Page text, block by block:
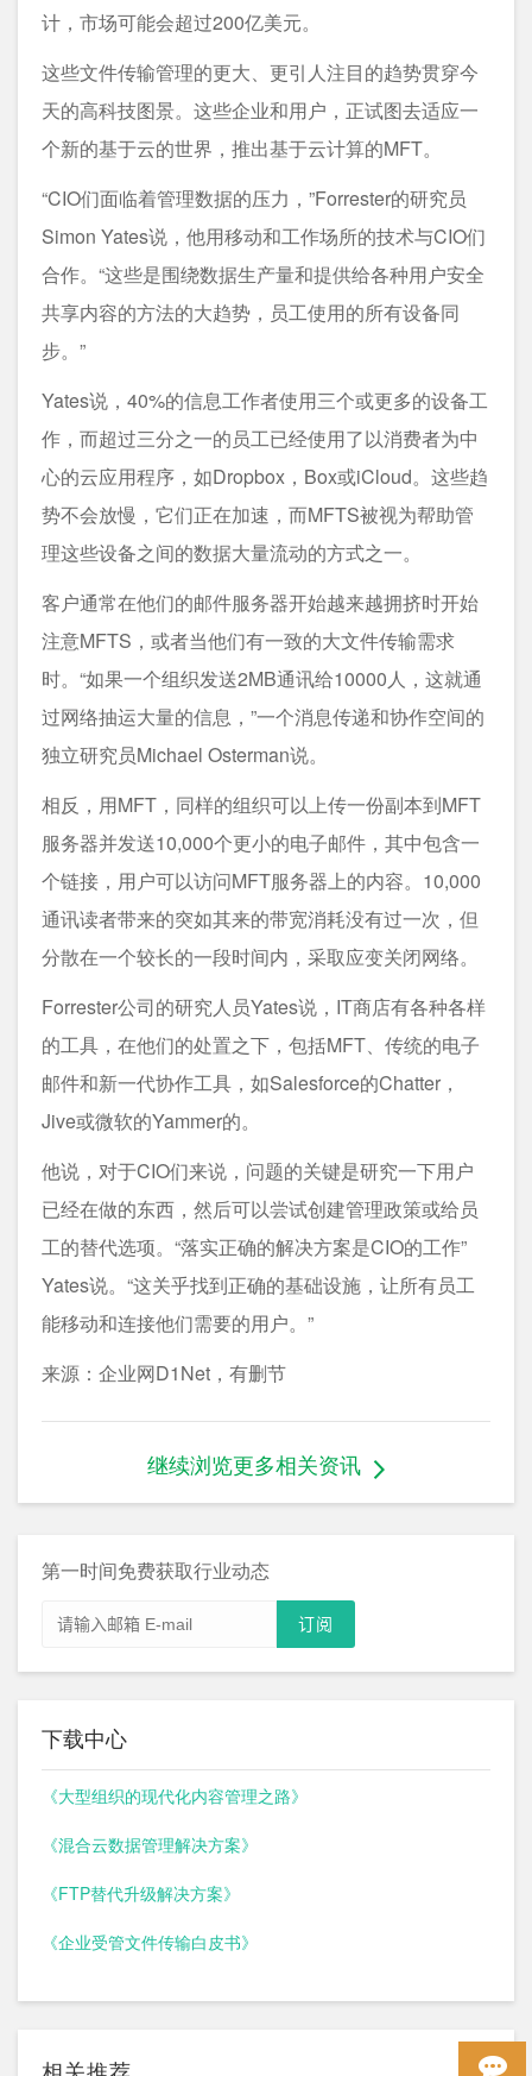
计，市场可能会超过200亿美元。
这些文件传输管理的更大、更引人注目的趋势贯穿今
天的高科技图景。这些企业和用户，正试图去适应一
个新的基于云的世界，推出基于云计算的MFT。
“CIO们面临着管理数据的压力，”Forrester的研究员
Simon Yates说，他用移动和工作场所的技术与CIO们
合作。“这些是围绕数据生产量和提供给各种用户安全
共享内容的方法的大趋势，员工使用的所有设备同
步。”
Yates说，40%的信息工作者使用三个或更多的设备工
作，而超过三分之一的员工已经使用了以消费者为中
心的云应用程序，如Dropbox，Box或iCloud。这些趋
势不会放慢，它们正在加速，而MFTS被视为帮助管
理这些设备之间的数据大量流动的方式之一。
客户通常在他们的邮件服务器开始越来越拥挤时开始
注意MFTS，或者当他们有一致的大文件传输需求
时。“如果一个组织发送2MB通讯给10000人，这就通
过网络抽运大量的信息，”一个消息传递和协作空间的
独立研究员Michael Osterman说。
相反，用MFT，同样的组织可以上传一份副本到MFT
服务器并发送10,000个更小的电子邮件，其中包含一
个链接，用户可以访问MFT服务器上的内容。10,000
通讯读者带来的突如其来的带宽消耗没有过一次，但
分散在一个较长的一段时间内，采取应变关闭网络。
Forrester公司的研究人员Yates说，IT商店有各种各样
的工具，在他们的处置之下，包括MFT、传统的电子
邮件和新一代协作工具，如Salesforce的Chatter，
Jive或微软的Yammer的。
他说，对于CIO们来说，问题的关键是研究一下用户
已经在做的东西，然后可以尝试创建管理政策或给员
工的替代选项。“落实正确的解决方案是CIO的工作”
Yates说。“这关乎找到正确的基础设施，让所有员工
能移动和连接他们需要的用户。”
来源：企业网D1Net，有删节
继续浏览更多相关资讯
第一时间免费获取行业动态
下载中心
《大型组织的现代化内容管理之路》
《混合云数据管理解决方案》
《FTP替代升级解决方案》
《企业受管文件传输白皮书》
相关推荐